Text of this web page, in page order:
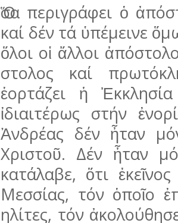
σα περιγράφει ὁ
καί δέν τά ὑπέμεινε
ὅλοι οἱ ἄλλοι
στολος καί
ἑορτάζει ἡ
ἰδιαιτέ­ρως στήν
Ἀνδρέ­ας δέν ἦταν
Χριστοῦ. Δέν ἦταν
κατάλαβε, ὅτι
Μεσσίας, τόν ὁποῖο
ηλίτες, τόν